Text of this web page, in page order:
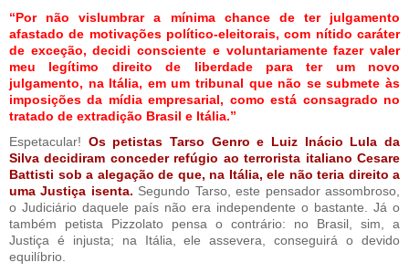
“Por não vislumbrar a mínima chance de ter julgamento
afastado de motivações político-eleitorais, com nítido caráter
de exceção, decidi consciente e voluntariamente fazer valer
meu legítimo direito de liberdade para ter um novo
julgamento, na Itália, em um tribunal que não se submete às
imposições da mídia empresarial, como está consagrado no
tratado de extradição Brasil e Itália.”
Espetacular! Os petistas Tarso Genro e Luiz Inácio Lula da
Silva decidiram conceder refúgio ao terrorista italiano Cesare
Battisti sob a alegação de que, na Itália, ele não teria direito a
uma Justiça isenta. Segundo Tarso, este pensador assombroso,
o Judiciário daquele país não era independente o bastante. Já o
também petista Pizzolato pensa o contrário: no Brasil, sim, a
Justiça é injusta; na Itália, ele assevera, conseguirá o devido
equilíbrio.